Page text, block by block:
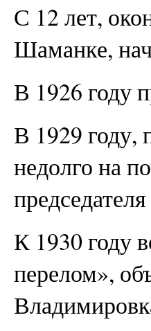
С 12 лет,
Шаманке,
В 1926 году
В 1929 году,
недолго на
К 1930 году
перелом»,